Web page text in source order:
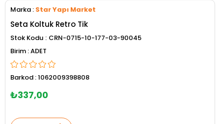
Marka : Star Yapı Market
Seta Koltuk Retro Tik
Stok Kodu
CRN-0715-10-177-03-90045
ADET
Barkod :1062009398808
₺337,00